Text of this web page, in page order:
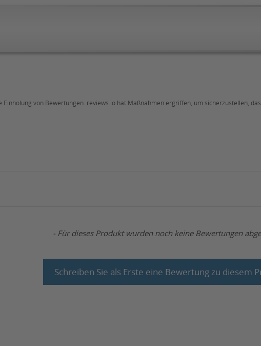
von Bewertungen. reviews.io hat Maßnahmen ergriffen, um sicherzustellen,
- Für dieses Produkt wurden noch keine Bewertungen
Schreiben Sie als Erste eine Bewertung zu diesem